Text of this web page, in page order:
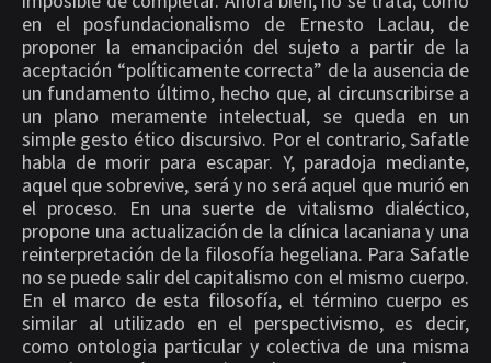
en el posfundacionalismo de Ernesto Laclau, de
proponer la emancipación del sujeto a partir de la
aceptación “políticamente correcta” de la ausencia de
un fundamento último, hecho que, al circunscribirse a
un plano meramente intelectual, se queda en un
simple gesto ético discursivo. Por el contrario, Safatle
habla de morir para escapar. Y, paradoja mediante,
aquel que sobrevive, será y no será aquel que murió en
el proceso. En una suerte de vitalismo dialéctico,
propone una actualización de la clínica lacaniana y una
reinterpretación de la filosofía hegeliana. Para Safatle
no se puede salir del capitalismo con el mismo cuerpo.
En el marco de esta filosofía, el término cuerpo es
similar al utilizado en el perspectivismo, es decir,
como ontologia particular y colectiva de una misma